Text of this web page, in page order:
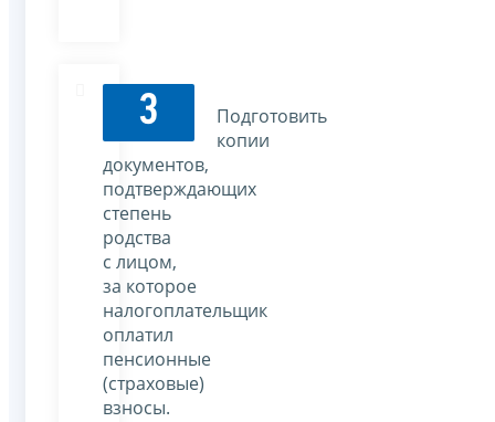
3
Подготовить
копии
документов,
подтверждающих
степень
родства
с лицом,
за которое
налогоплательщик
оплатил
пенсионные
(страховые)
взносы.